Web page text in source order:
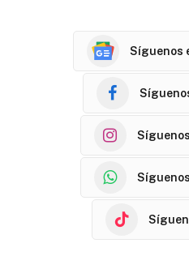
Síguenos